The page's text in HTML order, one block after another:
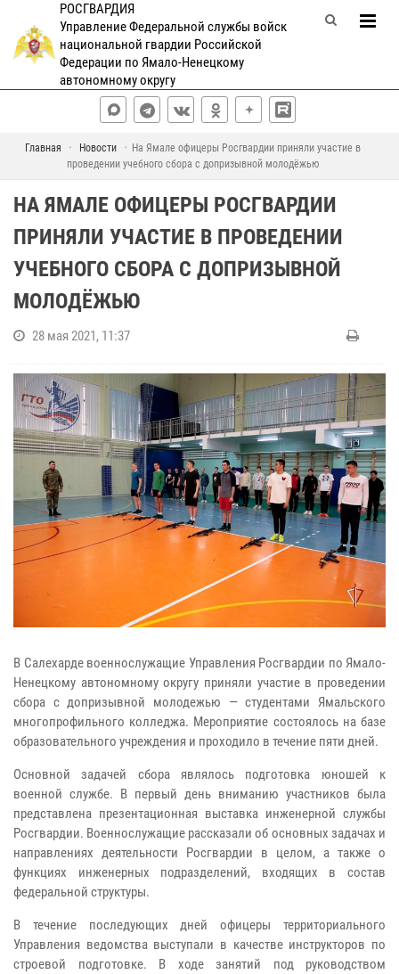
РОСГВАРДИЯ
Управление Федеральной службы войск
национальной гвардии Российской
Федерации по Ямало-Ненецкому
автономному округу
Главная Новости
На Ямале офицеры Росгвардии приняли участие в
проведении учебного сбора с допризывной молодёжью
НА ЯМАЛЕ ОФИЦЕРЫ РОСГВАРДИИ
ПРИНЯЛИ УЧАСТИЕ В ПРОВЕДЕНИИ
УЧЕБНОГО СБОРА С ДОПРИЗЫВНОЙ
МОЛОДЁЖЬЮ
28 мая 2021, 11:37
В Салехарде военнослужащие Управления Росгвардии по Ямало-
Ненецкому автономному округу приняли участие в проведении
сбора с допризывной молодежью — студентами Ямальского
многопрофильного колледжа. Мероприятие состоялось на базе
образовательного учреждения и проходило в течение пяти дней.
Основной задачей сбора являлось подготовка юношей к
военной службе. В первый день вниманию участников была
представлена презентационная выставка инженерной службы
Росгвардии. Военнослужащие рассказали об основных задачах и
направлениях деятельности Росгвардии в целом, а также о
функциях инженерных подразделений, входящих в состав
федеральной структуры.
В течение последующих дней офицеры территориального
Управления ведомства выступали в качестве инструкторов по
строевой подготовке. В ходе занятий под руководством